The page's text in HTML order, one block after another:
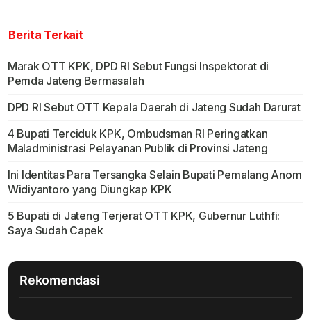
Berita Terkait
Marak OTT KPK, DPD RI Sebut Fungsi Inspektorat di
Pemda Jateng Bermasalah
DPD RI Sebut OTT Kepala Daerah di Jateng Sudah Darurat
4 Bupati Terciduk KPK, Ombudsman RI Peringatkan
Maladministrasi Pelayanan Publik di Provinsi Jateng
Ini Identitas Para Tersangka Selain Bupati Pemalang Anom
Widiyantoro yang Diungkap KPK
5 Bupati di Jateng Terjerat OTT KPK, Gubernur Luthfi:
Saya Sudah Capek
Rekomendasi